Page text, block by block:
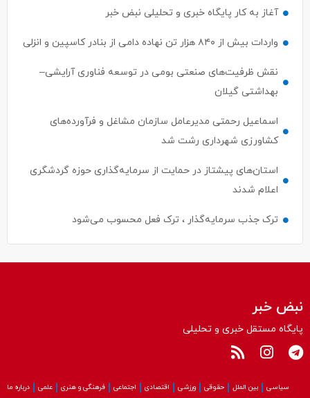
آغاز به کار پایگاه خبری و تحلیلی نبض خبر
واردات بیش از ۸۴۰ هزار تن نهاده دامی از بنادر كاسپین و انزلی
نقش ظرفیت‌های صنعتی بومی در توسعه فناوری آرایشی–
بهداشتی گیلان
اسماعیل رحمتی مدیرعامل سازمان مشاغل و فرآورده‌های
کشاورزی شهرداری رشت شد
استان‌های پیشتاز در حمایت از سرمایه‌گذاری حوزه گردشگری
اعلام شدند
ترک جذب سرمایه‌گذار ، ترک فعل محسوب می‌شود
نبض خبر
پایگاه مستقل خبری و تحلیلی
سیاسی بین الملل حقوقی ورزشی اقتصادی اجتماعی فرهنگی و هنری علمی درباره ما